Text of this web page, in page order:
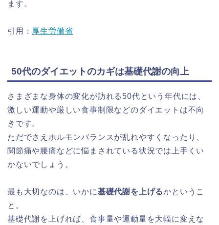
ます。
引用： 厚生労働省
50代のダイエットのカギは基礎代謝の向上
さまざまな身体の変化が訪れる50代という年代には、
激しい運動や厳しい食事制限などのダイエットは不向
きです。
ただでさえホルモンバランスが乱れやすくなったり、
関節痛や腰痛などに悩まされている状況では上手くい
かないでしょう。
最も大切なのは、いかに基礎代謝を上げるかというこ
と。
基礎代謝を上げれば、食事量や運動量を大幅に変えな